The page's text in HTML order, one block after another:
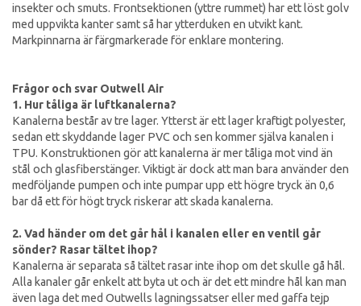
insekter och smuts. Frontsektionen (yttre rummet) har ett löst golv
med uppvikta kanter samt så har ytterduken en utvikt kant.
Markpinnarna är färgmarkerade för enklare montering.
Frågor och svar Outwell Air
1. Hur tåliga är luftkanalerna?
Kanalerna består av tre lager. Ytterst är ett lager kraftigt polyester,
sedan ett skyddande lager PVC och sen kommer själva kanalen i
TPU. Konstruktionen gör att kanalerna är mer tåliga mot vind än
stål och glasfiberstänger. Viktigt är dock att man bara använder den
medföljande pumpen och inte pumpar upp ett högre tryck än 0,6
bar då ett för högt tryck riskerar att skada kanalerna.
2. Vad händer om det går hål i kanalen eller en ventil går
sönder? Rasar tältet ihop?
Kanalerna är separata så tältet rasar inte ihop om det skulle gå hål.
Alla kanaler går enkelt att byta ut och är det ett mindre hål kan man
även laga det med Outwells lagningssatser eller med gaffa tejp